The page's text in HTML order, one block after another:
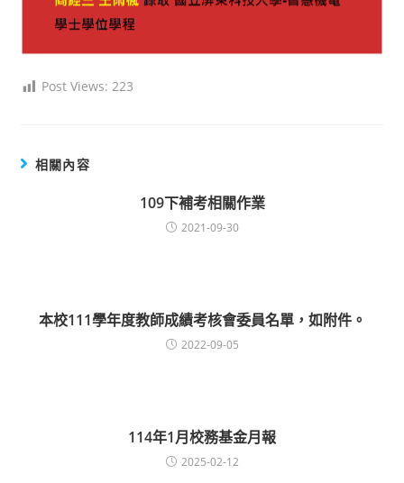
Post Views: 223
相關內容
109下補考相關作業
2021-09-30
本校111學年度教師成績考核會委員名單，如附件。
2022-09-05
114年1月校務基金月報
2025-02-12